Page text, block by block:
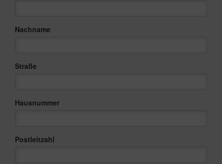
Nachname
Straße
Hausnummer
Postleitzahl